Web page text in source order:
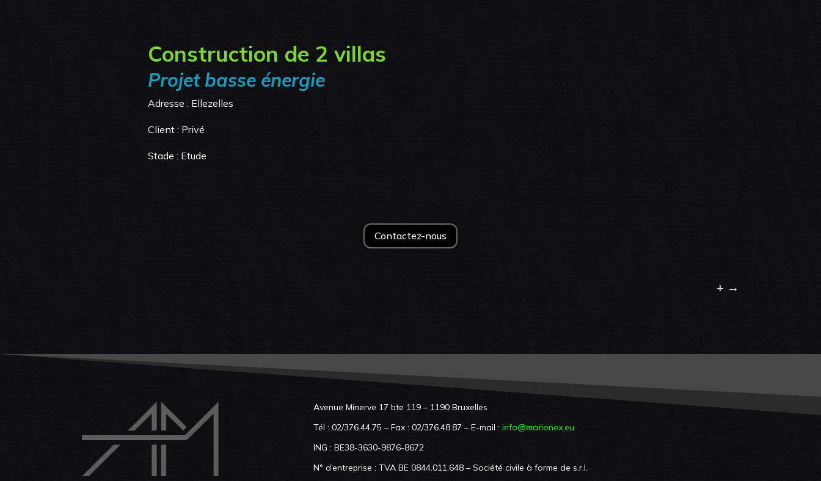
Construction de 2 villas
Projet basse énergie
Adresse : Ellezelles
Client : Privé
Stade : Etude
Contactez-nous
+ →
Avenue Minerve 17 bte 119 – 1190 Bruxelles
Tél : 02/376.44.75 – Fax : 02/376.48.87 – E-mail : info@marionex.eu
ING : BE38-3630-9876-8672
N° d’entreprise : TVA BE 0844.011.648 – Société civile à forme de s.r.l.